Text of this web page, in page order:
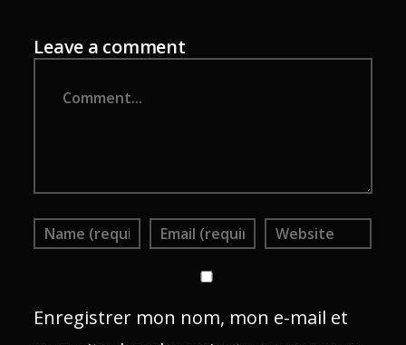
Leave a comment
Enregistrer mon nom, mon e-mail et